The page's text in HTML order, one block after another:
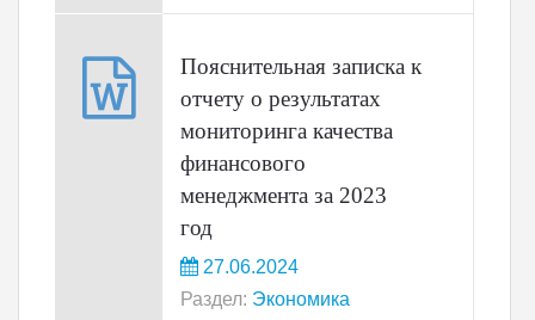
Пояснительная записка к
отчету о результатах
мониторинга качества
финансового
менеджмента за 2023
год
27.06.2024
Раздел: Экономика